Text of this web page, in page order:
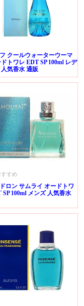
クールウォーターウーマ
トワレ EDT SP 100ml レデ
人気香水 通販
すすめ
ロン サムライ オードトワ
SP 100ml メンズ 人気香水